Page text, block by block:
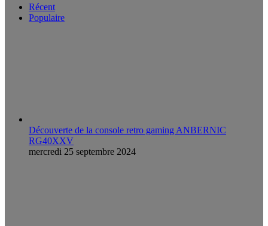
Récent
Populaire
Découverte de la console retro gaming ANBERNIC
RG40XXV
mercredi 25 septembre 2024